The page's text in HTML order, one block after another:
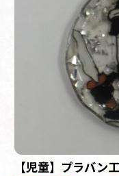
【児童】プラバン